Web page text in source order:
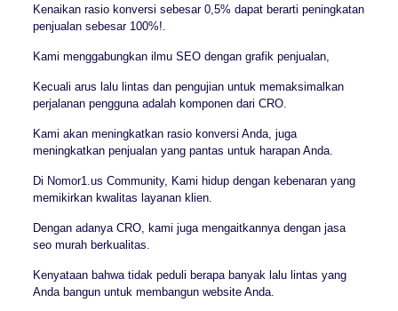
Kenaikan rasio konversi sebesar 0,5% dapat berarti peningkatan
penjualan sebesar 100%!.
Kami menggabungkan ilmu SEO dengan grafik penjualan,
Kecuali arus lalu lintas dan pengujian untuk memaksimalkan
perjalanan pengguna adalah komponen dari CRO.
Kami akan meningkatkan rasio konversi Anda, juga
meningkatkan penjualan yang pantas untuk harapan Anda.
Di Nomor1.us Community, Kami hidup dengan kebenaran yang
memikirkan kwalitas layanan klien.
Dengan adanya CRO, kami juga mengaitkannya dengan jasa
seo murah berkualitas.
Kenyataan bahwa tidak peduli berapa banyak lalu lintas yang
Anda bangun untuk membangun website Anda.